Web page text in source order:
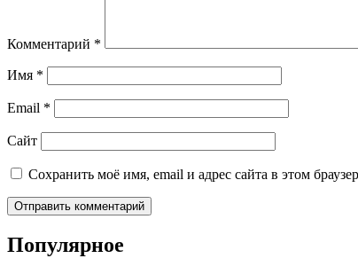
Комментарий *
Имя *
Email *
Сайт
Сохранить моё имя, email и адрес сайта в этом
Популярное